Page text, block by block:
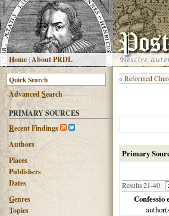
Home|About PRDL
AdvancedSearch
PRIMARY SOURCES
Recent Findings
Authors
Places
Publishers
Dates
Genres
Topics
« Reformed
Primary
Results 21-40
Confessio